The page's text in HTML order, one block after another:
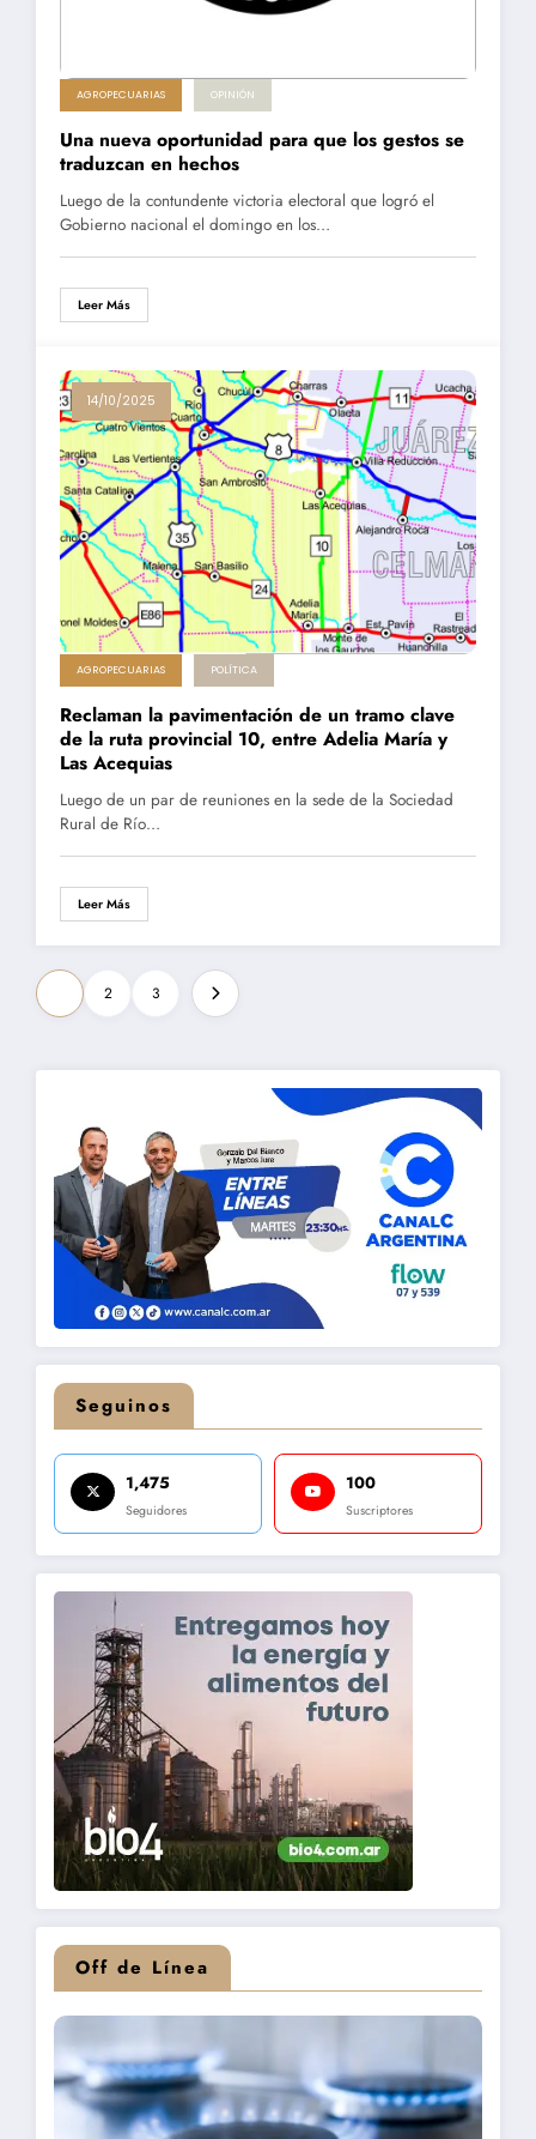
AGROPECUARIAS OPINIÓN
Una nueva oportunidad para que los gestos se
traduzcan en hechos
Luego de la contundente victoria electoral que logró el
Gobierno nacional el domingo en los…
Leer Más
14/10/2025
AGROPECUARIAS POLÍTICA
Reclaman la pavimentación de un tramo clave
de la ruta provincial 10, entre Adelia María y
Las Acequias
Luego de un par de reuniones en la sede de la Sociedad
Rural de Río…
Leer Más
Paginación
de
entradas
2 3
Seguinos
1,475
Seguidores
100
Suscriptores
Off de Línea